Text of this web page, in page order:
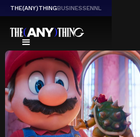
THE(ANY)THINGBUSINESSENNL